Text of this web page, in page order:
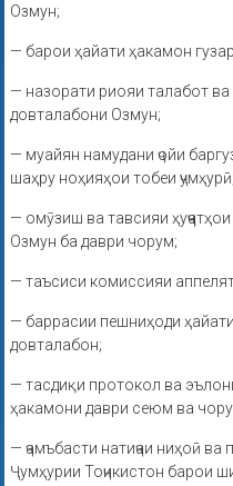
Озмун;
— барои ҳайати ҳакамон
— назорати риояи талабот
довталабони Озмун;
— муайян намудани ҷойи
шаҳру ноҳияҳои тобеи ҷумҳурӣ;
— омӯзиш ва тавсияи
Озмун ба даври чорум;
— таъсиси комиссияи
— баррасии пешниҳоди
довталабон;
— тасдиқи протокол ва
ҳакамони даври сеюм ва
— ҷамъбасти натиҷаи ниҳоӣ
Ҷумҳурии Тоҷикистон барои